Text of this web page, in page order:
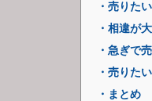
・売りた
・相違が
・急ぎで
・売りた
・まとめ